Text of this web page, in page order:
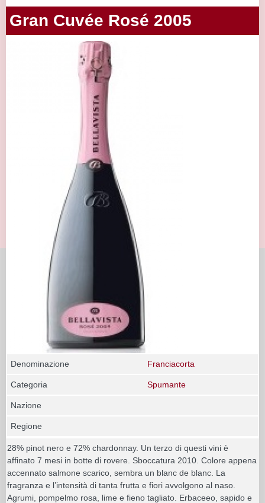
Gran Cuvée Rosé 2005
Denominazione Franciacorta
Categoria Spumante
Nazione
Regione
28% pinot nero e 72% chardonnay. Un terzo di questi vini è
affinato 7 mesi in botte di rovere. Sboccatura 2010. Colore appena
accennato salmone scarico, sembra un blanc de blanc. La
fragranza e l’intensità di tanta frutta e fiori avvolgono al naso.
Agrumi, pompelmo rosa, lime e fieno tagliato. Erbaceeo, sapido e